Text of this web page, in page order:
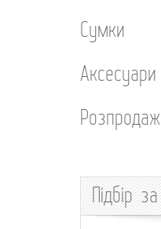
Сумки
Аксесуари
Розпродаж
Підбірза